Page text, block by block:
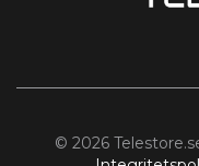
© 2026